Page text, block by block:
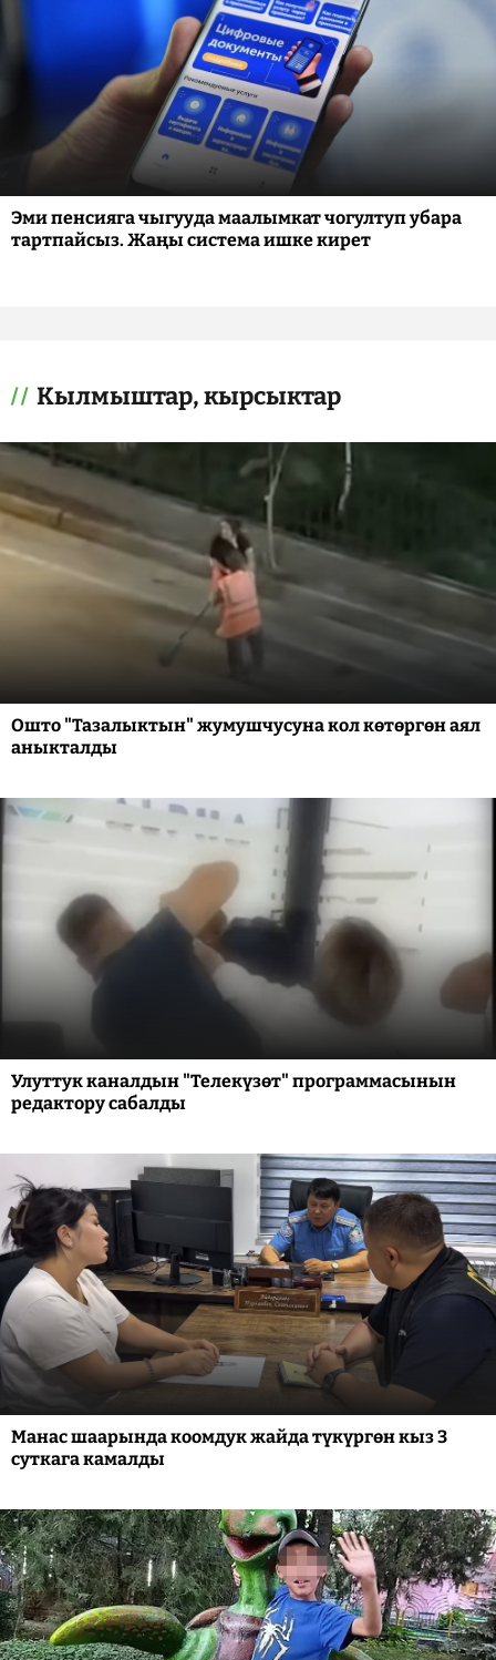
Эми пенсияга чыгууда маалымкат чогултуп убара
тартпайсыз. Жаңы система ишке кирет
Кылмыштар, кырсыктар
Ошто "Тазалыктын" жумушчусуна кол көтөргөн аял
аныкталды
Улуттук каналдын "Телекүзөт" программасынын
редактору сабалды
Манас шаарында коомдук жайда түкүргөн кыз 3
суткага камалды